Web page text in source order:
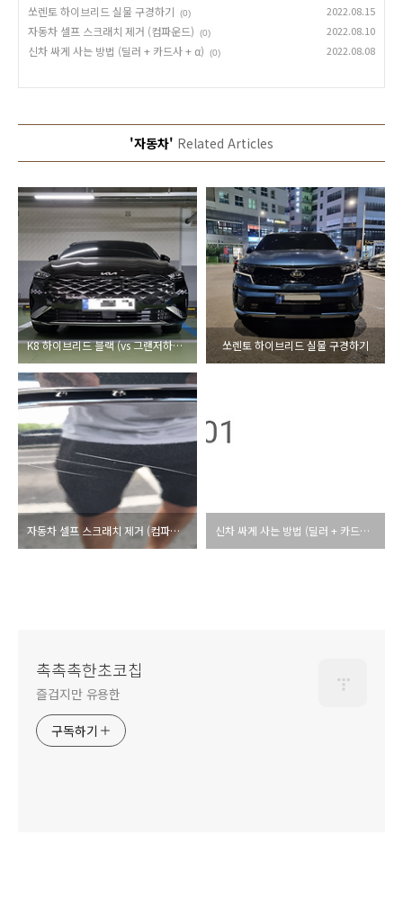
쏘렌토 하이브리드 실물 구경하기 (0) 2022.08.15
자동차 셀프 스크래치 제거 (컴파운드) (0) 2022.08.10
신차 싸게 사는 방법 (딜러 + 카드사 + α) (0) 2022.08.08
'자동차' Related Articles
K8 하이브리드 블랙 (vs 그랜저하이브리드) 쏘렌토 하이브리드 실물 구경하기
자동차 셀프 스크래치 제거 (컴파운드) 신차 싸게 사는 방법 (딜러 + 카드사 + α)
촉촉촉한초코칩
즐겁지만 유용한
구독하기